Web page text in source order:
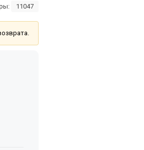
11047